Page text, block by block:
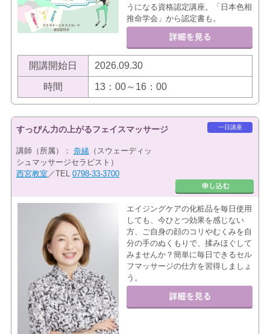
うになる資格認定講座。「日本色相
推命学会」から認定書も。
開講開始日 2026.09.30
時間 13：00～16：00
一日講座
すっぴん力の上がるフェイスマッサージ
講師（所属）： 奈緒（スウェーディッ
シュマッサージセラピスト）
西宮教室 ／TEL 0798-33-3700
エイジングケアの化粧品を毎日使用
しても、今ひとつ効果を感じない
方、ご自身の顔のコリやむくみを自
分の手のぬくもりで、揉みほぐして
みませんか？簡単に毎日できるセル
フマッサージの仕方を習得しましょ
う。